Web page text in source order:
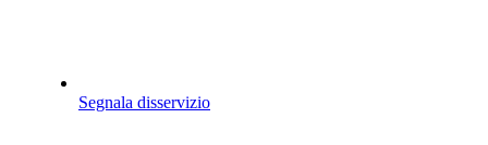
Segnala disservizio